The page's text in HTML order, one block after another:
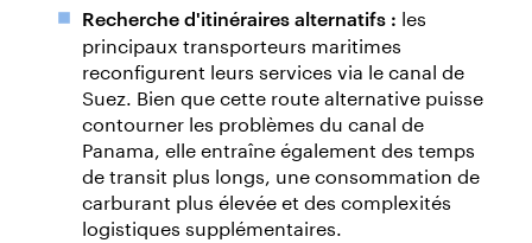
Recherche d'itinéraires alternatifs : les
principaux transporteurs maritimes
reconfigurent leurs services via le canal de
Suez. Bien que cette route alternative puisse
contourner les problèmes du canal de
Panama, elle entraîne également des temps
de transit plus longs, une consommation de
carburant plus élevée et des complexités
logistiques supplémentaires.